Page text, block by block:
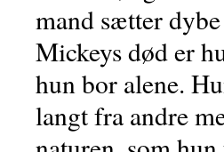
mand sætter
Mickeys død er
hun bor alene.
langt fra andre